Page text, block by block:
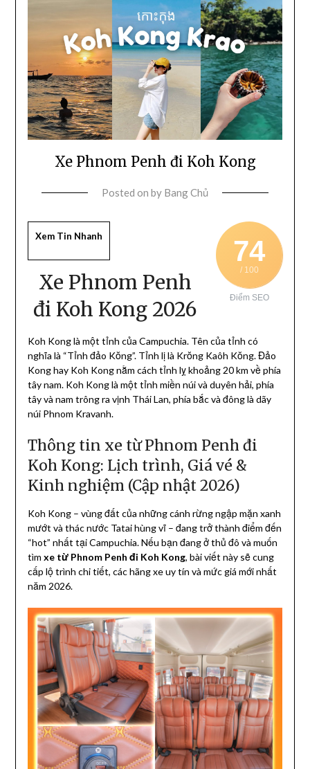
Xe Phnom Penh đi Koh Kong
Posted on by Bang Chủ
74
/ 100
Điểm SEO
Xem Tin Nhanh
Xe Phnom Penh
đi Koh Kong 2026
Koh Kong là một tỉnh của Campuchia. Tên của tỉnh có
nghĩa là “Tỉnh đảo Kŏng”. Tỉnh lị là Krŏng Kaôh Kŏng. Đảo
Kong hay Koh Kong nằm cách tỉnh lỵ khoảng 20 km về phía
tây nam. Koh Kong là một tỉnh miền núi và duyên hải, phía
tây và nam trông ra vịnh Thái Lan, phía bắc và đông là dãy
núi Phnom Kravanh.
Thông tin xe từ Phnom Penh đi
Koh Kong: Lịch trình, Giá vé &
Kinh nghiệm (Cập nhật 2026)
Koh Kong – vùng đất của những cánh rừng ngập mặn xanh
mướt và thác nước Tatai hùng vĩ – đang trở thành điểm đến
“hot” nhất tại Campuchia. Nếu bạn đang ở thủ đô và muốn
tìm xe từ Phnom Penh đi Koh Kong, bài viết này sẽ cung
cấp lộ trình chi tiết, các hãng xe uy tín và mức giá mới nhất
năm 2026.